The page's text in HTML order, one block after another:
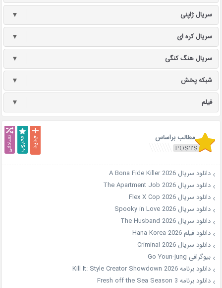
سریال ژاپنی ▼
سریال کره ای ▼
سریال هنگ کنگی ▼
شبکه پخش ▼
فیلم ▼
مطالب براساس
دانلود سریال A Bona Fide Killer 2026
دانلود سریال The Apartment Job 2026
دانلود سریال Flex X Cop 2026
دانلود سریال Spooky in Love 2026
دانلود سریال The Husband 2026
دانلود فیلم Hana Korea 2026
دانلود سریال Criminal 2026
بیوگرافی Go Youn-jung
دانلود برنامه Kill It: Style Creator Showdown 2026
دانلود برنامه Fresh off the Sea Season 3